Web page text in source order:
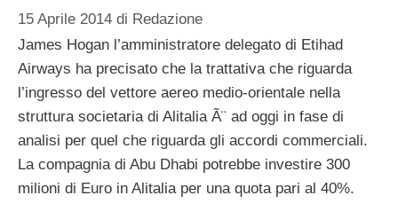
15 Aprile 2014 di Redazione
James Hogan l’amministratore delegato di Etihad
Airways ha precisato che la trattativa che riguarda
l’ingresso del vettore aereo medio-orientale nella
struttura societaria di Alitalia Ã¨ ad oggi in fase di
analisi per quel che riguarda gli accordi commerciali.
La compagnia di Abu Dhabi potrebbe investire 300
milioni di Euro in Alitalia per una quota pari al 40%.